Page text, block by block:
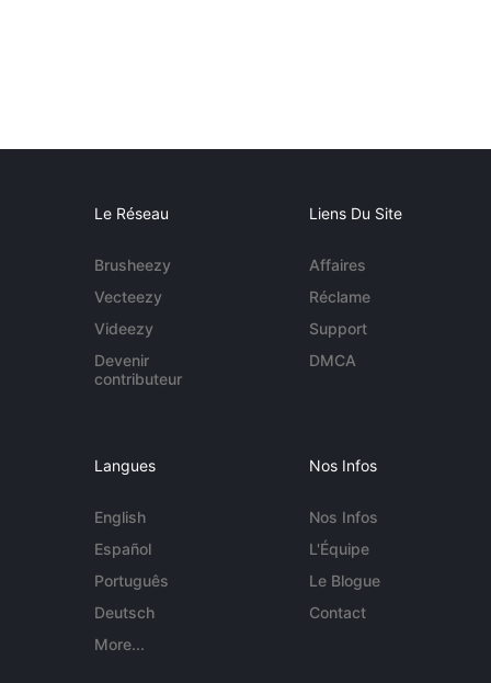
Le Réseau
Brusheezy
Vecteezy
Videezy
Devenir
contributeur
Liens Du Site
Affaires
Réclame
Support
DMCA
Langues
English
Español
Português
Deutsch
More...
Nos Infos
Nos Infos
L'Équipe
Le Blogue
Contact